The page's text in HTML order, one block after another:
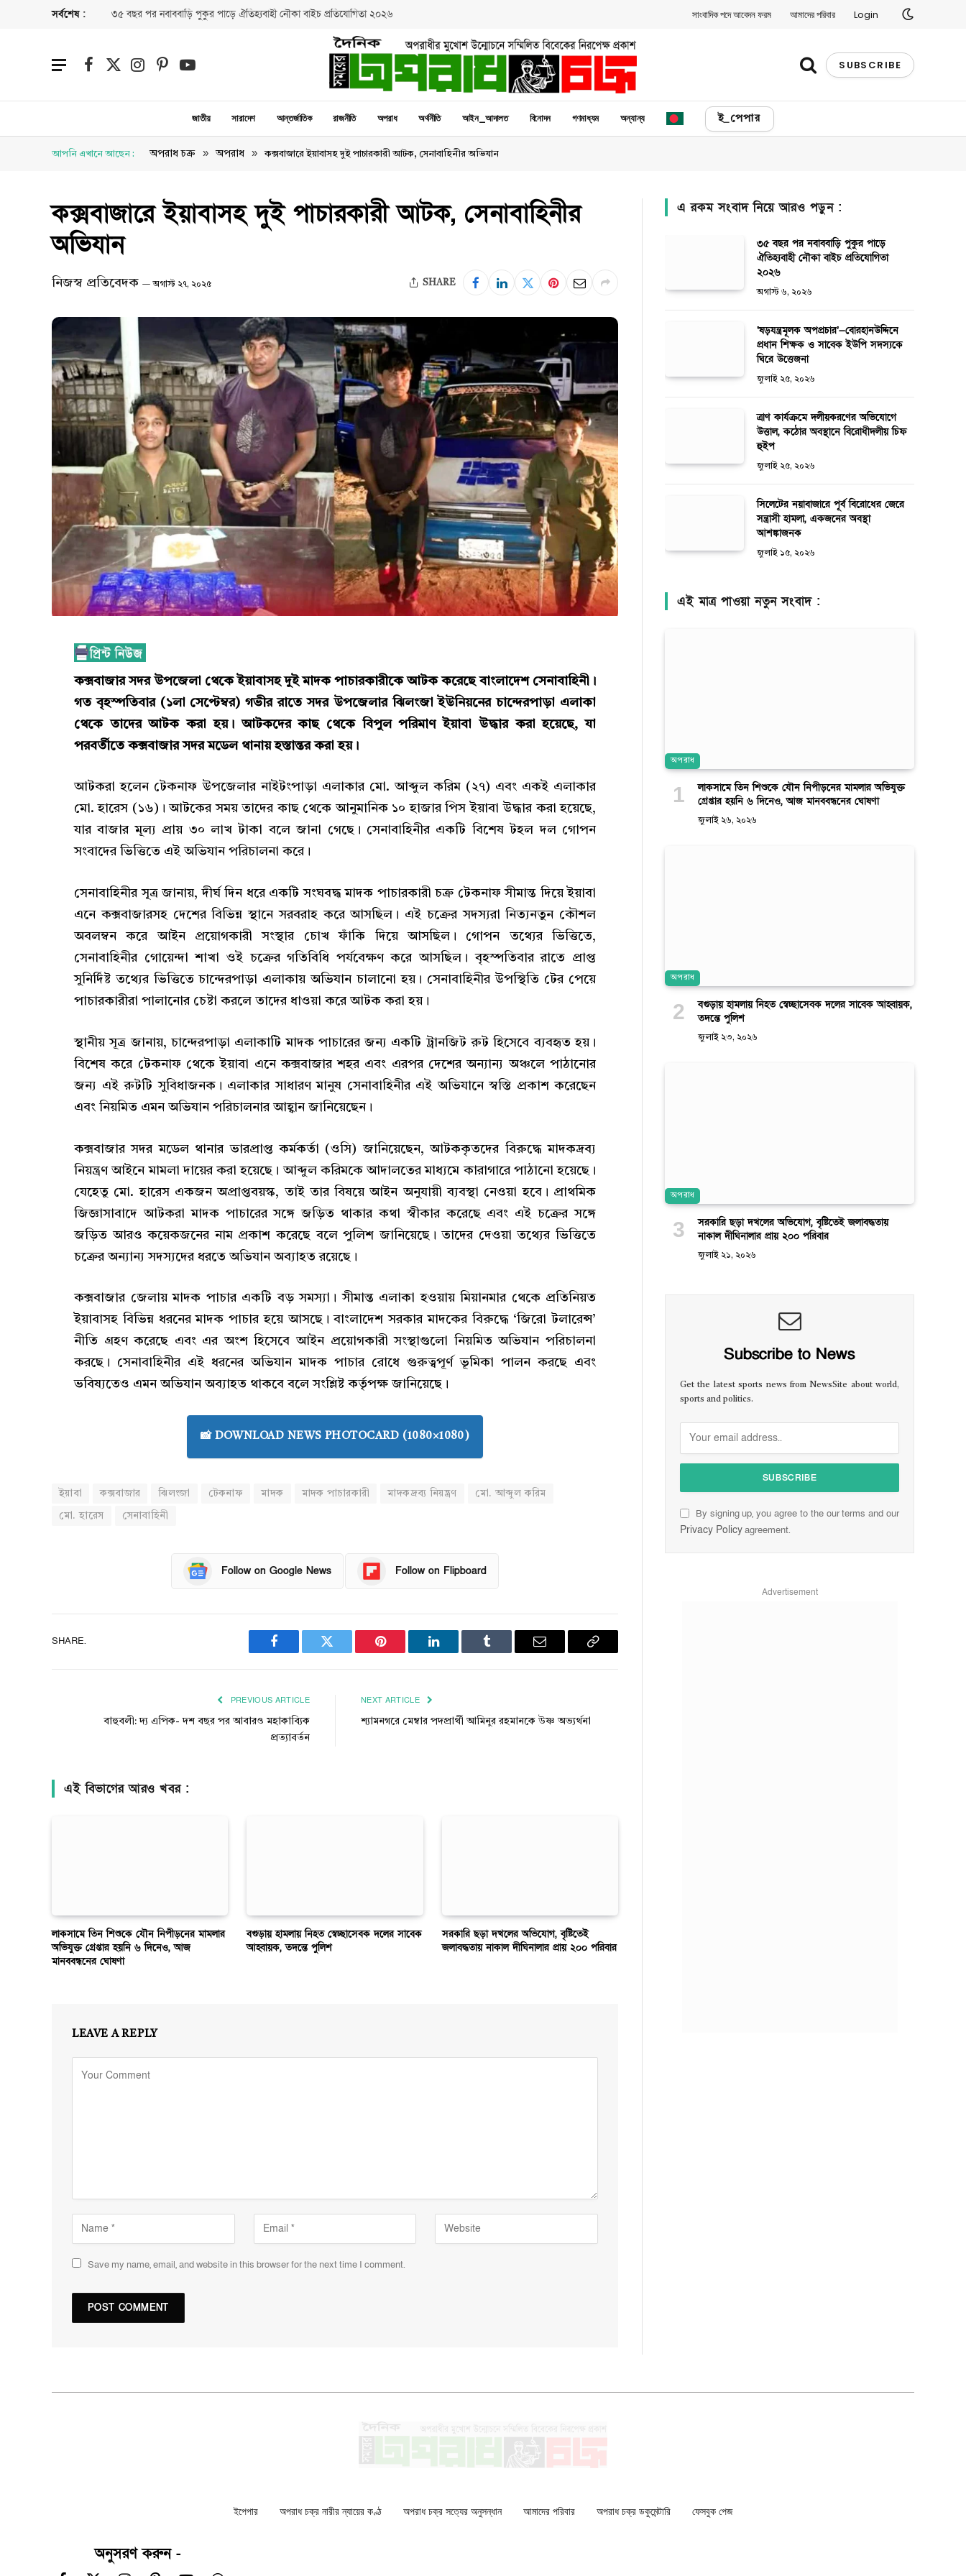
সর্বশেষ : ৩৫ বছর পর নবাববাড়ি পুকুর পাড়ে ঐতিহ্যবাহী নৌকা বাইচ প্রতিযোগিতা ২০২৬ সাংবাদিক পদে আবেদন ফরম আমাদের পরিবার Login
Facebook
X
Instagram
PinterestYouTube SUBSCRIBE
জাতীয় সারাদেশ আন্তর্জাতিক রাজনীতি অপরাধ অর্থনীতি আইন_আদালত বিনোদন গণমাধ্যম অন্যান্য ই_পেপার
আপনি এখানে আছেন : অপরাধ চক্র » অপরাধ » কক্সবাজারে ইয়াবাসহ দুই পাচারকারী আটক, সেনাবাহিনীর অভিযান
কক্সবাজারে ইয়াবাসহ দুই পাচারকারী আটক, সেনাবাহিনীর
অভিযান
নিজস্ব প্রতিবেদক অগাস্ট ২৭, ২০২৫ SHARE
কক্সবাজার সদর উপজেলা থেকে ইয়াবাসহ দুই মাদক পাচারকারীকে আটক করেছে বাংলাদেশ সেনাবাহিনী।
গত বৃহস্পতিবার (১লা সেপ্টেম্বর) গভীর রাতে সদর উপজেলার ঝিলংজা ইউনিয়নের চান্দেরপাড়া এলাকা
থেকে তাদের আটক করা হয়। আটকদের কাছ থেকে বিপুল পরিমাণ ইয়াবা উদ্ধার করা হয়েছে, যা
পরবর্তীতে কক্সবাজার সদর মডেল থানায় হস্তান্তর করা হয়।
আটকরা হলেন টেকনাফ উপজেলার নাইটংপাড়া এলাকার মো. আব্দুল করিম (২৭) এবং একই এলাকার
মো. হারেস (১৬)। আটকের সময় তাদের কাছ থেকে আনুমানিক ১০ হাজার পিস ইয়াবা উদ্ধার করা হয়েছে,
যার বাজার মূল্য প্রায় ৩০ লাখ টাকা বলে জানা গেছে। সেনাবাহিনীর একটি বিশেষ টহল দল গোপন
সংবাদের ভিত্তিতে এই অভিযান পরিচালনা করে।
সেনাবাহিনীর সূত্র জানায়, দীর্ঘ দিন ধরে একটি সংঘবদ্ধ মাদক পাচারকারী চক্র টেকনাফ সীমান্ত দিয়ে ইয়াবা
এনে কক্সবাজারসহ দেশের বিভিন্ন স্থানে সরবরাহ করে আসছিল। এই চক্রের সদস্যরা নিত্যনতুন কৌশল
অবলম্বন করে আইন প্রয়োগকারী সংস্থার চোখ ফাঁকি দিয়ে আসছিল। গোপন তথ্যের ভিত্তিতে,
সেনাবাহিনীর গোয়েন্দা শাখা ওই চক্রের গতিবিধি পর্যবেক্ষণ করে আসছিল। বৃহস্পতিবার রাতে প্রাপ্ত
সুনির্দিষ্ট তথ্যের ভিত্তিতে চান্দেরপাড়া এলাকায় অভিযান চালানো হয়। সেনাবাহিনীর উপস্থিতি টের পেয়ে
পাচারকারীরা পালানোর চেষ্টা করলে তাদের ধাওয়া করে আটক করা হয়।
স্থানীয় সূত্র জানায়, চান্দেরপাড়া এলাকাটি মাদক পাচারের জন্য একটি ট্রানজিট রুট হিসেবে ব্যবহৃত হয়।
বিশেষ করে টেকনাফ থেকে ইয়াবা এনে কক্সবাজার শহর এবং এরপর দেশের অন্যান্য অঞ্চলে পাঠানোর
জন্য এই রুটটি সুবিধাজনক। এলাকার সাধারণ মানুষ সেনাবাহিনীর এই অভিযানে স্বস্তি প্রকাশ করেছেন
এবং নিয়মিত এমন অভিযান পরিচালনার আহ্বান জানিয়েছেন।
কক্সবাজার সদর মডেল থানার ভারপ্রাপ্ত কর্মকর্তা (ওসি) জানিয়েছেন, আটককৃতদের বিরুদ্ধে মাদকদ্রব্য
নিয়ন্ত্রণ আইনে মামলা দায়ের করা হয়েছে। আব্দুল করিমকে আদালতের মাধ্যমে কারাগারে পাঠানো হয়েছে।
যেহেতু মো. হারেস একজন অপ্রাপ্তবয়স্ক, তাই তার বিষয়ে আইন অনুযায়ী ব্যবস্থা নেওয়া হবে। প্রাথমিক
জিজ্ঞাসাবাদে আটকরা মাদক পাচারের সঙ্গে জড়িত থাকার কথা স্বীকার করেছে এবং এই চক্রের সঙ্গে
জড়িত আরও কয়েকজনের নাম প্রকাশ করেছে বলে পুলিশ জানিয়েছে। তাদের দেওয়া তথ্যের ভিত্তিতে
চক্রের অন্যান্য সদস্যদের ধরতে অভিযান অব্যাহত রয়েছে।
কক্সবাজার জেলায় মাদক পাচার একটি বড় সমস্যা। সীমান্ত এলাকা হওয়ায় মিয়ানমার থেকে প্রতিনিয়ত
ইয়াবাসহ বিভিন্ন ধরনের মাদক পাচার হয়ে আসছে। বাংলাদেশ সরকার মাদকের বিরুদ্ধে ‘জিরো টলারেন্স’
নীতি গ্রহণ করেছে এবং এর অংশ হিসেবে আইন প্রয়োগকারী সংস্থাগুলো নিয়মিত অভিযান পরিচালনা
করছে। সেনাবাহিনীর এই ধরনের অভিযান মাদক পাচার রোধে গুরুত্বপূর্ণ ভূমিকা পালন করছে এবং
ভবিষ্যতেও এমন অভিযান অব্যাহত থাকবে বলে সংশ্লিষ্ট কর্তৃপক্ষ জানিয়েছে।
📸 DOWNLOAD NEWS PHOTOCARD (1080×1080)
ইয়াবা কক্সবাজার ঝিলংজা টেকনাফ মাদক মাদক পাচারকারী মাদকদ্রব্য নিয়ন্ত্রণ মো. আব্দুল করিম
মো. হারেস সেনাবাহিনী
Follow on Google News Follow on Flipboard
SHARE.
Facebook Twitter Pinterest LinkedIn Tumblr Email
Copy
PREVIOUS ARTICLE
বাহুবলী: দ্য এপিক- দশ বছর পর আবারও মহাকাব্যিক
প্রত্যাবর্তন
NEXT ARTICLE
শ্যামনগরে মেম্বার পদপ্রার্থী আমিনুর রহমানকে উষ্ণ অভ্যর্থনা
এই বিভাগের আরও খবর :
লাকসামে তিন শিশুকে যৌন নিপীড়নের মামলার
অভিযুক্ত গ্রেপ্তার হয়নি ৬ দিনেও, আজ
মানববন্ধনের ঘোষণা
বগুড়ায় হামলায় নিহত স্বেচ্ছাসেবক দলের সাবেক
আহ্বায়ক, তদন্তে পুলিশ
সরকারি ছড়া দখলের অভিযোগ, বৃষ্টিতেই
জলাবদ্ধতায় নাকাল দীঘিনালার প্রায় ২০০ পরিবার
LEAVE A REPLY
Save my name, email, and website in this browser for the next time I comment.
এ রকম সংবাদ নিয়ে আরও পড়ুন :
৩৫ বছর পর নবাববাড়ি পুকুর পাড়ে
ঐতিহ্যবাহী নৌকা বাইচ প্রতিযোগিতা
২০২৬
অগাস্ট ৬, ২০২৬
‘ষড়যন্ত্রমূলক অপপ্রচার’—বোরহানউদ্দিনে
প্রধান শিক্ষক ও সাবেক ইউপি সদস্যকে
ঘিরে উত্তেজনা
জুলাই ২৫, ২০২৬
ত্রাণ কার্যক্রমে দলীয়করণের অভিযোগে
উত্তাল, কঠোর অবস্থানে বিরোধীদলীয় চিফ
হুইপ
জুলাই ২৫, ২০২৬
সিলেটের নয়াবাজারে পূর্ব বিরোধের জেরে
সন্ত্রাসী হামলা, একজনের অবস্থা
আশঙ্কাজনক
জুলাই ১৫, ২০২৬
এই মাত্র পাওয়া নতুন সংবাদ :
অপরাধ
লাকসামে তিন শিশুকে যৌন নিপীড়নের মামলার অভিযুক্ত
গ্রেপ্তার হয়নি ৬ দিনেও, আজ মানববন্ধনের ঘোষণা
জুলাই ২৬, ২০২৬
অপরাধ
বগুড়ায় হামলায় নিহত স্বেচ্ছাসেবক দলের সাবেক আহ্বায়ক,
তদন্তে পুলিশ
জুলাই ২৩, ২০২৬
অপরাধ
সরকারি ছড়া দখলের অভিযোগ, বৃষ্টিতেই জলাবদ্ধতায়
নাকাল দীঘিনালার প্রায় ২০০ পরিবার
জুলাই ২১, ২০২৬
Subscribe to News
Get the latest sports news from NewsSite about world,
sports and politics.
By signing up, you agree to the our terms and our
Privacy Policyagreement.
Advertisement
ইপেপার অপরাধ চক্র নারীর ন্যায়ের কণ্ঠ অপরাধ চক্র সত্যের অনুসন্ধান আমাদের পরিবার অপরাধ চক্র ডকুমেন্টারি ফেসবুক পেজ
অনুসরণ করুন -